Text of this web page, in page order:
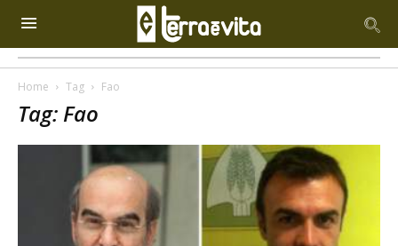
Home Tag Fao
Tag: Fao